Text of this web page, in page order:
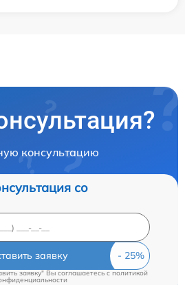
консультацию
со
заявку
заявку" Вы соглашаетесь cполитикой